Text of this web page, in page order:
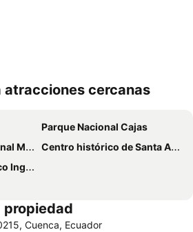
atracciones cercanas
Parque Nacional Cajas
Lamar
Centro histórico de Santa Ana de los Ríos de Cuenca
propiedad
Cuenca, Ecuador